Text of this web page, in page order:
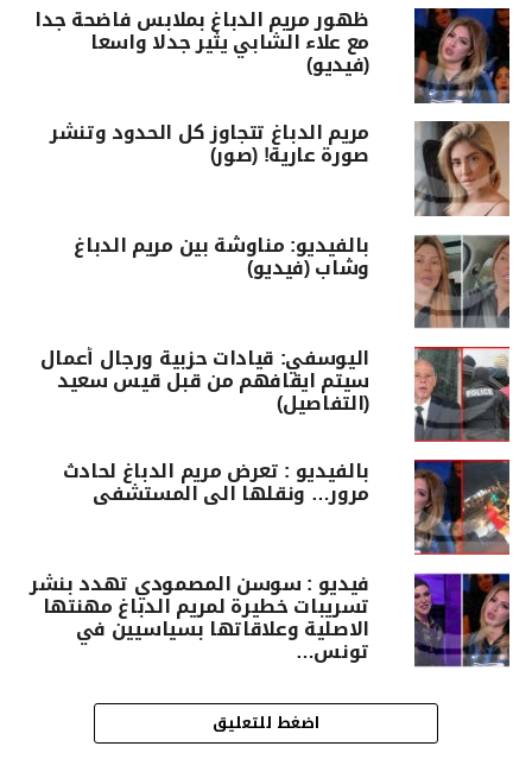
ظهور مريم الدباغ بملابس فاضحة جدا
مع علاء الشابي يثير جدلا واسعا
(فيديو)
مريم الدباغ تتجاوز كل الحدود وتنشر
صورة عارية! (صور)
بالفيديو: مناوشة بين مريم الدباغ
وشاب (فيديو)
اليوسفي: قيادات حزبية ورجال أعمال
سيتم ايقافهم من قبل قيس سعيد
(التفاصيل)
بالفيديو : تعرض مريم الدباغ لحادث
مرور… ونقلها الى المستشفى
فيديو : سوسن المصمودي تهدد بنشر
تسريبات خطيرة لمريم الدباغ مهنتها
الاصلية وعلاقاتها بسياسيين في
تونس…
اضغط للتعليق